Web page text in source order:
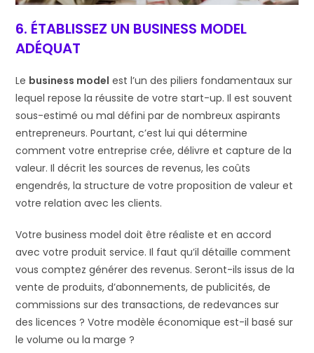
6. ÉTABLISSEZ UN BUSINESS MODEL
ADÉQUAT
Le business model est l’un des piliers fondamentaux sur
lequel repose la réussite de votre start-up. Il est souvent
sous-estimé ou mal défini par de nombreux aspirants
entrepreneurs. Pourtant, c’est lui qui détermine
comment votre entreprise crée, délivre et capture de la
valeur. Il décrit les sources de revenus, les coûts
engendrés, la structure de votre proposition de valeur et
votre relation avec les clients.
Votre business model doit être réaliste et en accord
avec votre produit service. Il faut qu’il détaille comment
vous comptez générer des revenus. Seront-ils issus de la
vente de produits, d’abonnements, de publicités, de
commissions sur des transactions, de redevances sur
des licences ? Votre modèle économique est-il basé sur
le volume ou la marge ?